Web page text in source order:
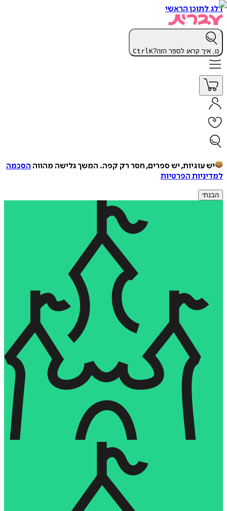
דלג לתוכן הראשי
נו, איך קראו לספר הזה? CtrlK
יש עוגיות, יש ספרים, חסר רק קפה. המשך גלישה מהווה הסכמה
למדיניות הפרטיות
הבנתי